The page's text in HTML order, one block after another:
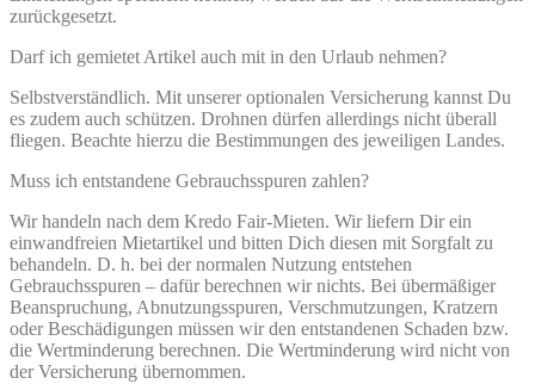
zurückgesetzt.
Darf ich gemietet Artikel auch mit in den Urlaub nehmen?
Selbstverständlich. Mit unserer optionalen Versicherung kannst Du
es zudem auch schützen. Drohnen dürfen allerdings nicht überall
fliegen. Beachte hierzu die Bestimmungen des jeweiligen Landes.
Muss ich entstandene Gebrauchsspuren zahlen?
Wir handeln nach dem Kredo Fair-Mieten. Wir liefern Dir ein
einwandfreien Mietartikel und bitten Dich diesen mit Sorgfalt zu
behandeln. D. h. bei der normalen Nutzung entstehen
Gebrauchsspuren – dafür berechnen wir nichts. Bei übermäßiger
Beanspruchung, Abnutzungsspuren, Verschmutzungen, Kratzern
oder Beschädigungen müssen wir den entstandenen Schaden bzw.
die Wertminderung berechnen. Die Wertminderung wird nicht von
der Versicherung übernommen.